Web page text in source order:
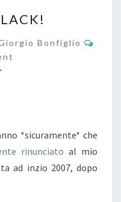
Bonfiglio
*sicuramente* che
rinunciato al mio
ad inzio 2007, dopo